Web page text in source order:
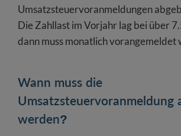
Umsatzsteuervoranmeldungen
Die Zahllast im Vorjahr lag bei über
dann muss monatlich vorangemeldet
Wann muss die
Umsatzsteuervoranmeldung
werden?